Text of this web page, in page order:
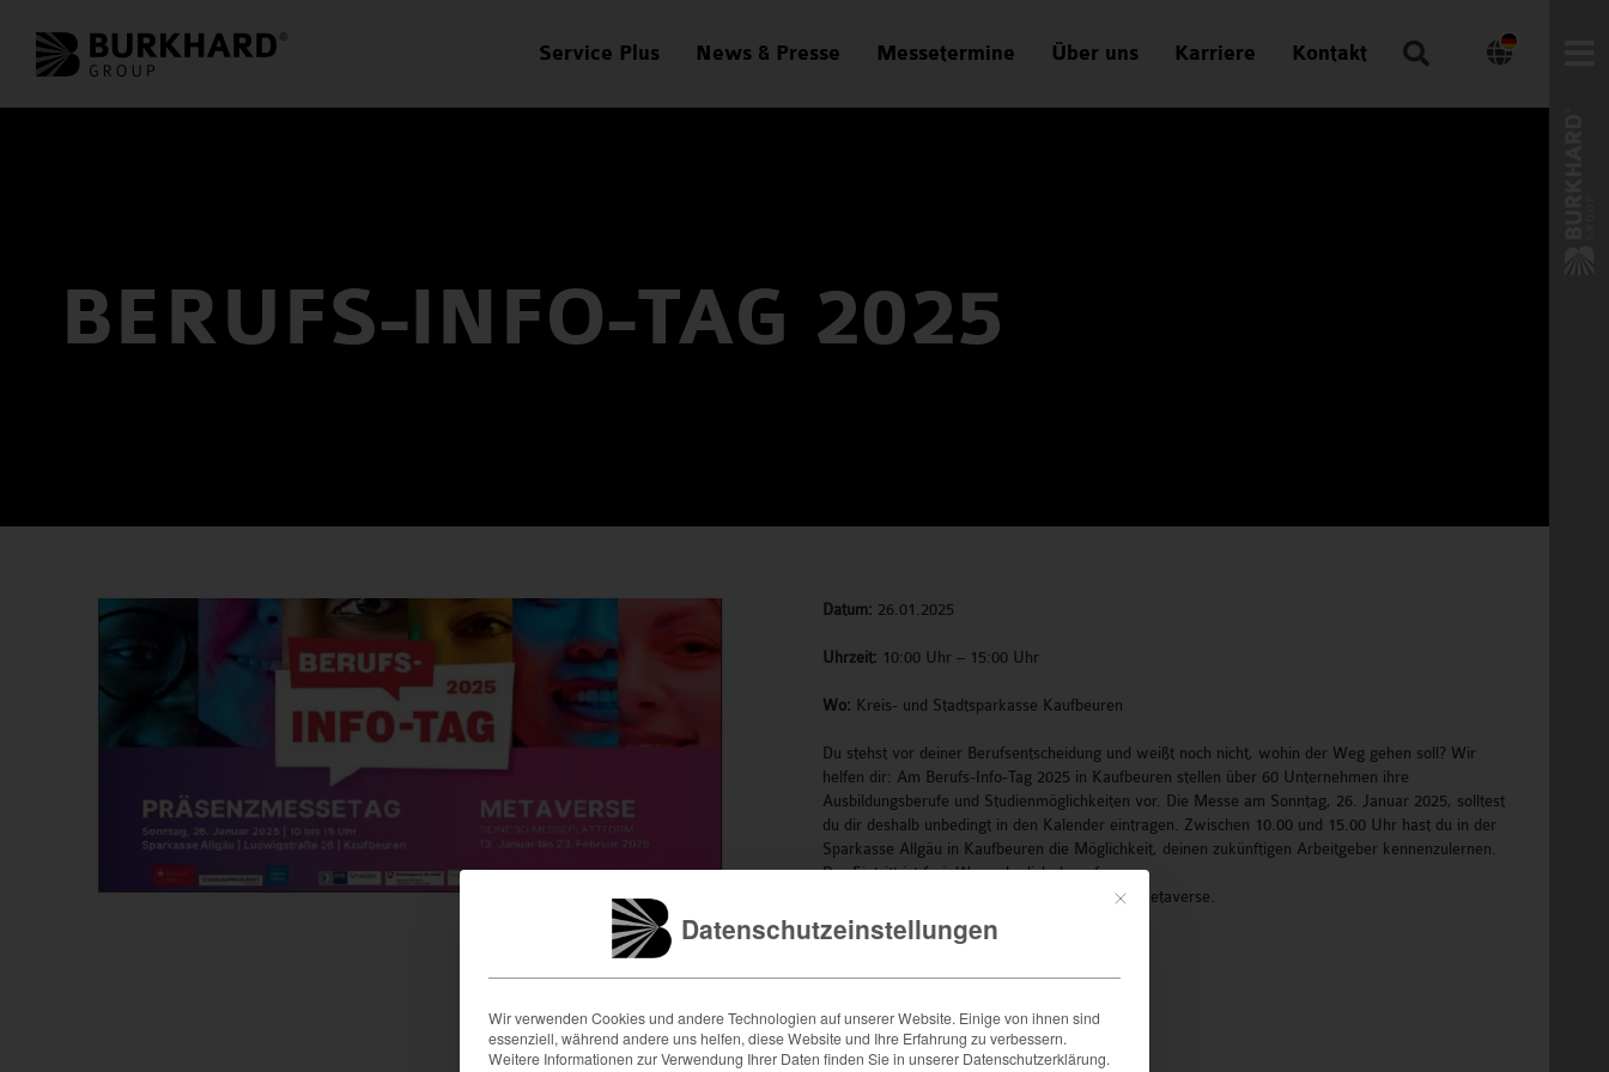
Service Plus News & Presse Messetermine Über uns Karriere Kontakt Search:
BERUFS-INFO-TAG 2025
Datum: 26.01.2025
Uhrzeit: 10:00 Uhr – 15:00 Uhr
Wo: Kreis- und Stadtsparkasse Kaufbeuren
Du stehst vor deiner Berufsentscheidung und weißt noch nicht, wohin der Weg gehen soll? Wir
helfen dir: Am Berufs-Info-Tag 2025 in Kaufbeuren stellen über 60 Unternehmen ihre
Ausbildungsberufe und Studienmöglichkeiten vor. Die Messe am Sonntag, 26. Januar 2025, solltest
du dir deshalb unbedingt in den Kalender eintragen. Zwischen 10.00 und 15.00 Uhr hast du in der
Sparkasse Allgäu in Kaufbeuren die Möglichkeit, deinen zukünftigen Arbeitgeber kennenzulernen.
Der Eintritt ist frei. Wenn du dich darauf
vorbereiten willst, klick dich gerne durch das Metaverse.
http://www.azv.de/berufsinfotag
Mit diesem Button wird der Dialog geschlossen. Seine Funktionalität ist
Datenschutzeinstellungen
Wir verwenden Cookies und andere Technologien auf unserer Website. Einige von ihnen sind
essenziell, während andere uns helfen, diese Website und Ihre Erfahrung zu verbessern.
Weitere Informationen zur Verwendung Ihrer Daten finden Sie in unserer Datenschutzerklärung.